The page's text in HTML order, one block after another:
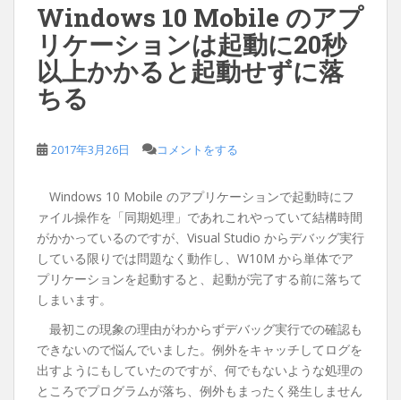
Windows 10 Mobile のアプ
リケーションは起動に20秒
以上かかると起動せずに落
ちる
2017年3月26日 コメントをする
Windows 10 Mobile のアプリケーションで起動時にフ
ァイル操作を「同期処理」であれこれやっていて結構時間
がかかっているのですが、Visual Studio からデバッグ実行
している限りでは問題なく動作し、W10M から単体でア
プリケーションを起動すると、起動が完了する前に落ちて
しまいます。
最初この現象の理由がわからずデバッグ実行での確認も
できないので悩んでいました。例外をキャッチしてログを
出すようにもしていたのですが、何でもないような処理の
ところでプログラムが落ち、例外もまったく発生しません